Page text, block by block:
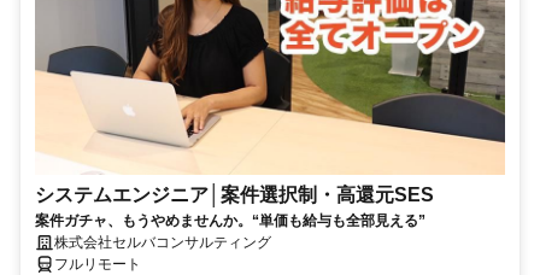
システムエンジニア│案件選択制・高還元SES
案件ガチャ、もうやめませんか。“単価も給与も全部見える”
株式会社セルバコンサルティング
フルリモート